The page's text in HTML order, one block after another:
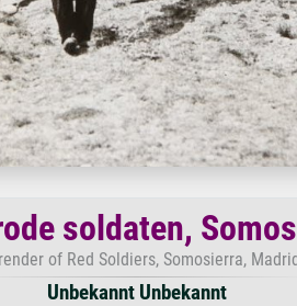
soldaten,
of Red Soldiers, Somosierra,
Unbekannt Unbekannt